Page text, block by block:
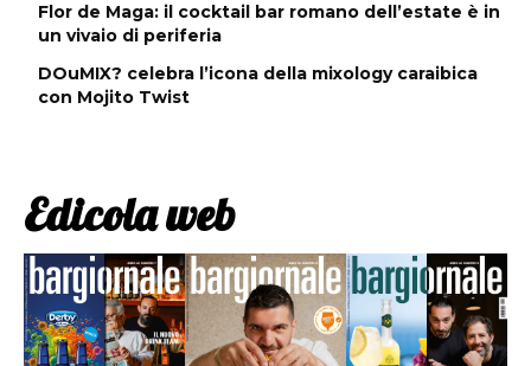
Flor de Maga: il cocktail bar romano dell’estate è in
un vivaio di periferia
DOuMIX? celebra l’icona della mixology caraibica
con Mojito Twist
Edicola web